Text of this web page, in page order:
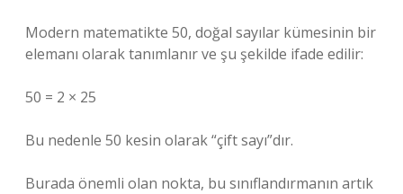
Modern matematikte 50, doğal sayılar kümesinin bir
elemanı olarak tanımlanır ve şu şekilde ifade edilir:
50 = 2 × 25
Bu nedenle 50 kesin olarak “çift sayı”dır.
Burada önemli olan nokta, bu sınıflandırmanın artık